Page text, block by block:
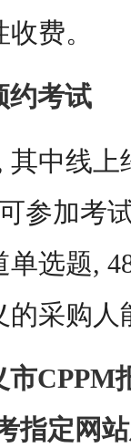
费。
约考试
中线上
参加考
选题,
采购
CPPM
指定网